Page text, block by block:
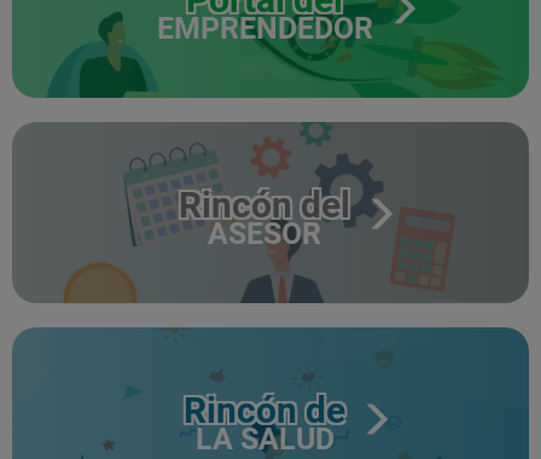
EMPRENDEDOR
Rincón del
ASESOR
Rincón de
LA SALUD